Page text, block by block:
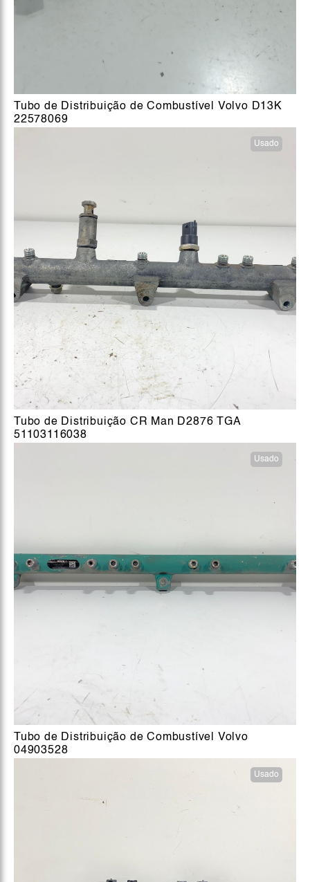
Tubo de Distribuição de Combustível Volvo D13K
22578069
Usado
Tubo de Distribuição CR Man D2876 TGA
51103116038
Usado
Tubo de Distribuição de Combustível Volvo
04903528
Usado